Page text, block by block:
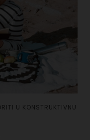
U KONSTRUKTIVNU